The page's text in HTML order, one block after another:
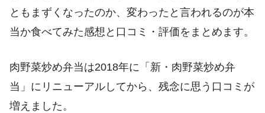
ともまずくなったのか、変わったと言われるのが本
当か食べてみた感想と口コミ・評価をまとめます。
肉野菜炒め弁当は2018年に「新・肉野菜炒め弁
当」にリニューアルしてから、残念に思う口コミが
増えました。